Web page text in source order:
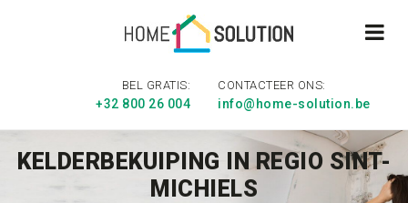
BEL GRATIS:
+32 800 26 004
CONTACTEER ONS:
info@home-solution.be
KELDERBEKUIPING IN REGIO SINT-
MICHIELS